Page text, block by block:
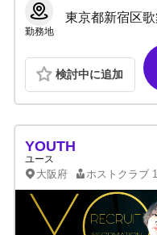
勤務地
東京都新宿区
検討中に追加
YOUTH
ユース
大阪府 ホストクラブ